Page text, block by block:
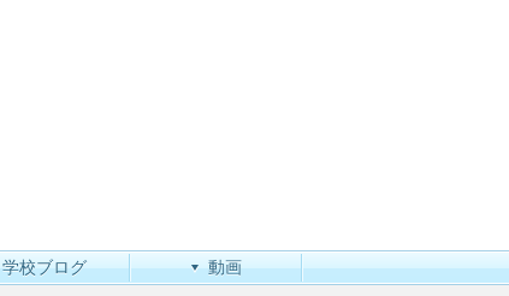
学校ブログ 動画